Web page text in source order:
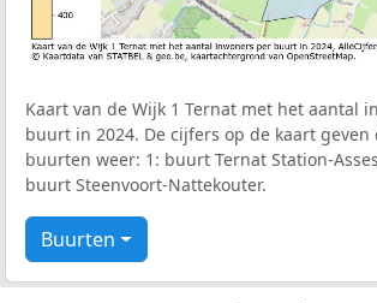
Kaart van de Wijk 1 Ternat met het aantal
buurt in 2024. De cijfers op de kaart geven
buurten weer: 1: buurt Ternat Station-
buurt Steenvoort-Nattekouter.
Buurten